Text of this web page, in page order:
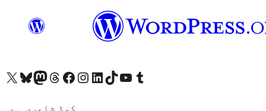
Visit our X (formerly Twitter) account
ہمارے بلیواسکائی اکاؤنٹ پر جائیں
Visit our Mastodon account
ہمارے ٹھریڈز اکاؤنٹ پر جائیں
Visit our Facebook page
Visit our Instagram account
Visit our LinkedIn account
ہمارے ٹک ٹاک اکاؤنٹ پر جائیں
Visit our YouTube channel
ہمارے ٹمبلر اکاؤنٹ پر جائیں
کوڈ شاعری ہے۔